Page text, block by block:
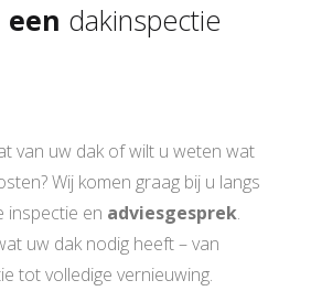
dakinspectie
van uw dak of wilt u weten wat
Wij komen graag bij u langs
inspectie en adviesgesprek.
uw dak nodig heeft – van
tot volledige vernieuwing.